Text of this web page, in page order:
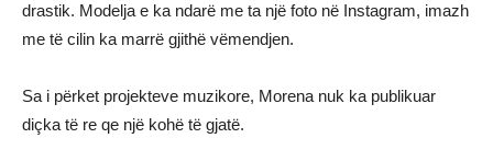
drastik. Modelja e ka ndarë me ta një foto në Instagram, imazh
me të cilin ka marrë gjithë vëmendjen.
Sa i përket projekteve muzikore, Morena nuk ka publikuar
diçka të re qe një kohë të gjatë.